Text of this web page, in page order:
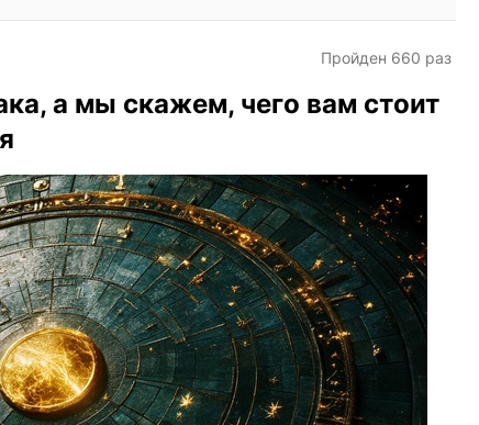
Пройден 660 раз
а мы скажем, чего вам стоит